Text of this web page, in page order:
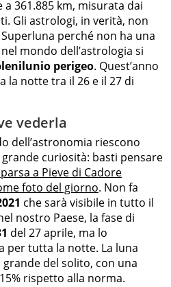
361.885 km, misurata dai
Gli astrologi, in verità, non
perché non ha una
mondo dell’astrologia si
perigeo. Quest’anno
la notte tra il 26 e il 27 di
vederla
dell’astronomia riescono
curiosità: basti pensare
a Pieve di Cadore
foto del giorno. Non fa
che sarà visibile in tutto il
nostro Paese, la fase di
del 27 aprile, ma lo
per tutta la notte. La luna
grande del solito, con una
rispetto alla norma.